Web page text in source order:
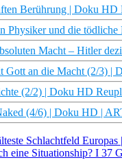
Berührung | Doku HD
Physiker und die
Macht – Hitler
Gott an die Macht (2/3) |
(2/2) | Doku HD
(4/6) | Doku HD |
Schlachtfeld
eine Situationship? I 37